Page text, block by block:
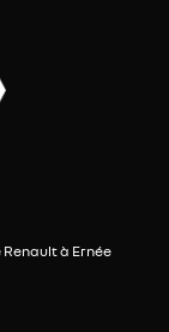
à Ernée